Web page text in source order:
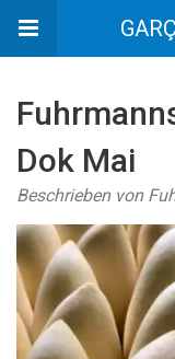
Dok Mai
Beschrieben von